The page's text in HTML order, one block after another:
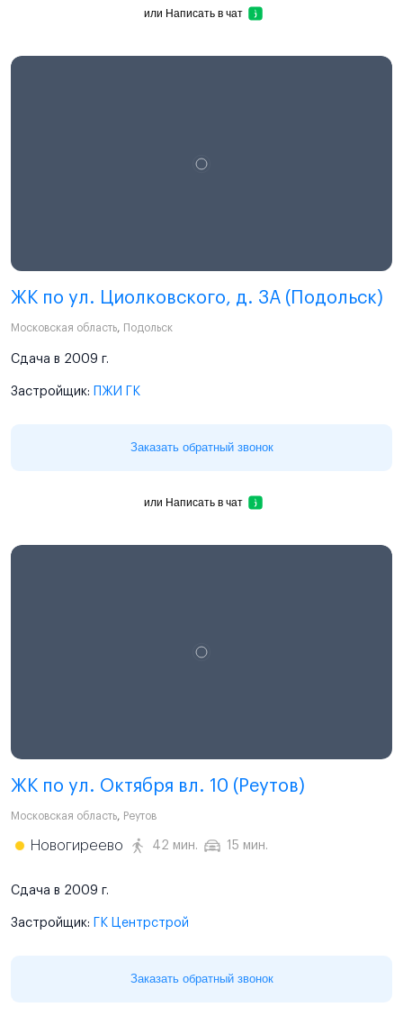
или Написать в чат
ЖК по ул. Циолковского, д. 3А (Подольск)
Московская область, Подольск
Сдача в 2009 г.
Застройщик: ПЖИ ГК
Заказать обратный звонок
или Написать в чат
ЖК по ул. Октября вл. 10 (Реутов)
Московская область, Реутов
Новогиреево 42 мин. 15 мин.
Сдача в 2009 г.
Застройщик: ГК Центрстрой
Заказать обратный звонок